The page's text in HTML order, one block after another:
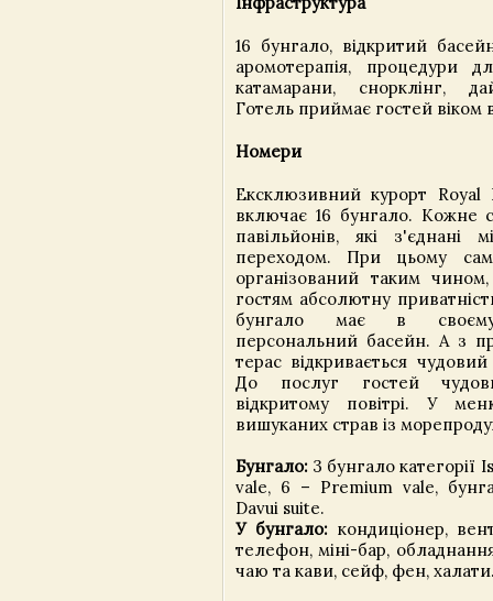
16 бунгало, відкритий
аромотерапія, процедури
катамарани, снорклінг,
Готель приймає гостей віком
Номери
Ексклюзивний курорт Royal
включає 16 бунгало. Кожне
павільйонів, які
переходом. При цьому сам
організований таким
гостям абсолютну
бунгало має в своєму
персональний басейн. А з
терас відкривається
До послуг гостей
відкритому повітрі. У
вишуканих страв із
Бунгало: 3 бунгало категорії
vale, 6 – Premium vale,
Davui suite.
У бунгало:кондиціонер,
телефон, міні-бар,
чаю та кави, сейф, фен,